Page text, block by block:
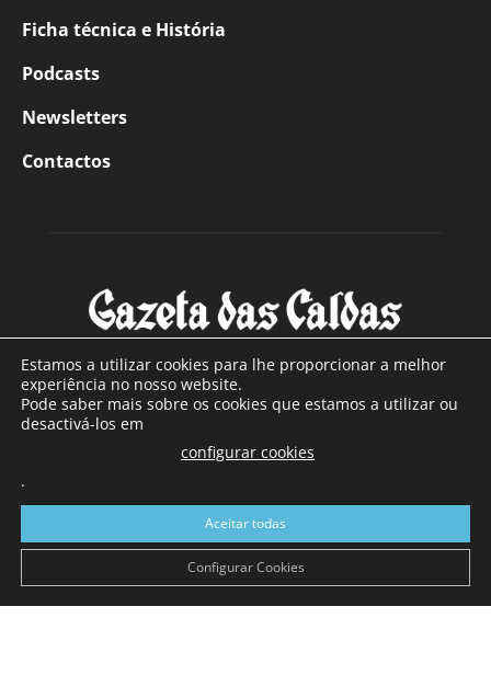
Ficha técnica e História
Podcasts
Newsletters
Contactos
SOBRE NÓS
Com sede nas Caldas da Rainha e mais de 90 anos de
a sul de distrito de Leiria, com mais de 40.000 leitores por
toda a região Oeste. Jornal com distribuição em Portugal
Continental e assinatura online.
Estamos a utilizar cookies para lhe proporcionar a melhor
experiência no nosso website.
Pode saber mais sobre os cookies que estamos a utilizar ou
desactivá-los em
configurar cookies
.
Aceitar todas
Configurar Cookies